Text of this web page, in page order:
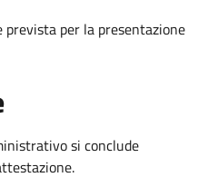
per la presentazione
si conclude